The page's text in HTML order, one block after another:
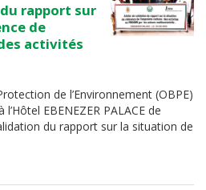
rapport sur
de
activités
de l’Environnement (OBPE)
EBENEZER PALACE de
du rapport sur la situation de